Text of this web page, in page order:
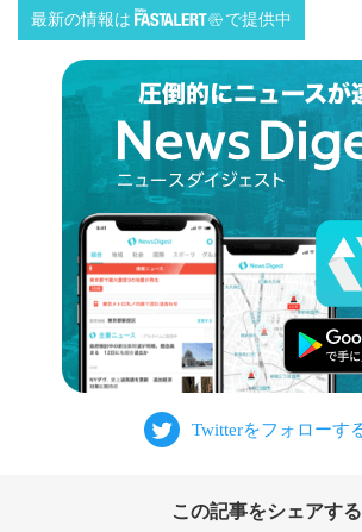
最新の情報は で提供中
この記事をシェアする